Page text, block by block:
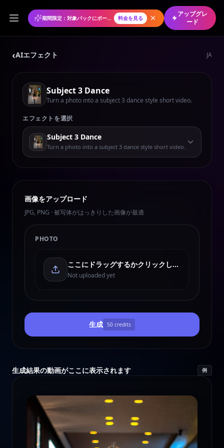
期間限定：対象パックにボーナスクレジット 料金を見る
アップグレ
ード
‹AIエフェクト JA
Subject 3 Dance
Turn a photo into a subject 3 dance style short video.
エフェクトを選択
Subject 3 Dance
Turn a photo into a subject 3 dance style short video.
画像をアップロード
JPG, PNG · 被写体がはっきりした画像が最適
PHOTO
ここにドラッグするかクリックしてアップロード
Not uploaded yet
生成 50 credits
生成結果の動画がここに表示されます 例